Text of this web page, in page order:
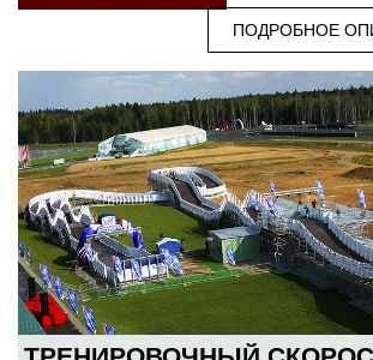
ПОДРОБНОЕ